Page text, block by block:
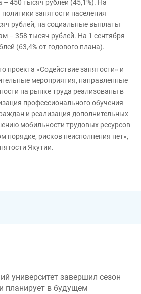
450 тысяч рублей (45,1%). На
занятости населения
рублей, на социальные выплаты
– 358 тысяч рублей. На 1 сентября
(63,4% от годового плана).
проекта «Содействие занятости» и
мероприятия, направленные
на рынке труда реализованы в
профессионального обучения
и реализация дополнительных
мобильности трудовых ресурсов
порядке, рисков неисполнения нет»,
Якутии.
университет завершил сезон
планирует в будущем